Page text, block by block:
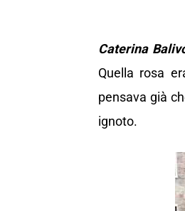
Caterina
Quella rosa
pensava già
ignoto.